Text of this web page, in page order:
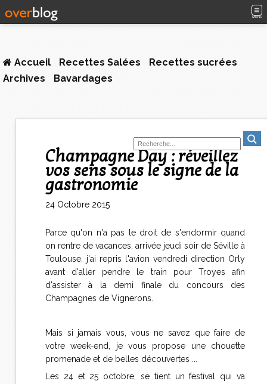
MENU
Accueil Recettes Salées
Recettes sucrées
Archives
Bavardages
Champagne Day : réveillez
vos sens sous le signe de la
gastronomie
24 Octobre 2015
Parce qu'on n'a pas le droit de s'endormir quand
on rentre de vacances, arrivée jeudi soir de Séville à
Toulouse, j'ai repris l'avion vendredi direction Orly
avant d'aller pendre le train pour Troyes afin
d'assister à la demi finale du concours des
Champagnes de Vignerons.
Mais si jamais vous, vous ne savez que faire de
votre week-end, je vous propose une chouette
promenade et de belles découvertes ...
Les 24 et 25 octobre, se tient un festival qui va